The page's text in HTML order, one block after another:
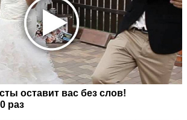
оставит вас без слов!
раз